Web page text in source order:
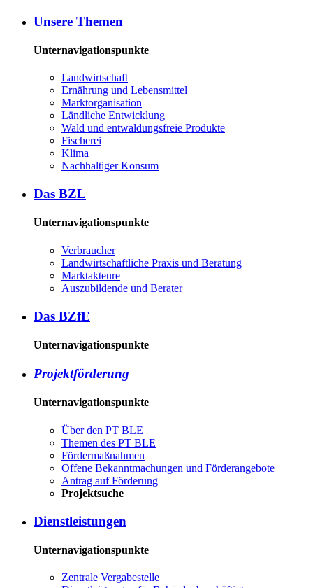
Un­se­re The­men
Unternavigationspunkte
Land­wirt­schaft
Er­näh­rung und Le­bens­mit­tel
Markt­or­ga­ni­sa­ti­on
Länd­li­che Ent­wick­lung
Wald und ent­wal­dungs­freie Pro­duk­te
Fi­sche­rei
Kli­ma
Nach­hal­ti­ger Kon­sum
Das BZL
Unternavigationspunkte
Ver­brau­cher
Land­wirtschaft­liche Pra­xis und Be­ra­tung
Mark­tak­teu­re
Aus­zu­bil­den­de und Be­ra­ter
Das BZ­fE
Unternavigationspunkte
Pro­jekt­för­de­rung
Unternavigationspunkte
Über den PT BLE
The­men des PT BLE
För­der­maß­nah­men
Of­fe­ne Be­kannt­ma­chun­gen und För­der­an­ge­bo­te
An­trag auf För­de­rung
Pro­jekt­su­che
Dienst­leis­tun­gen
Unternavigationspunkte
Zen­tra­le Ver­ga­be­stel­le